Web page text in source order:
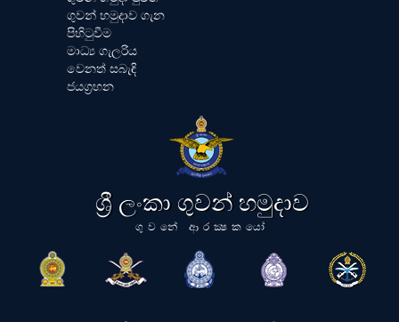
ගුවන් හමුදාව ගැන
පිහිටුවීම
මාධ්‍ය ගැලරිය
වෙනත් සබැඳි
ජයග්‍රහන
ශ්‍රී ලංකා ගුවන් හමුදාව
ගුවනේ ආරක්‍ෂකයෝ